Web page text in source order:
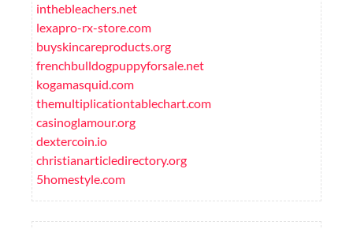
inthebleachers.net
lexapro-rx-store.com
buyskincareproducts.org
frenchbulldogpuppyforsale.net
kogamasquid.com
themultiplicationtablechart.com
casinoglamour.org
dextercoin.io
christianarticledirectory.org
5homestyle.com